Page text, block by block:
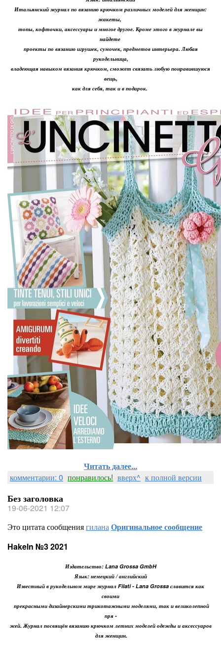
Итальянский журнал по вязанию крючком различных моделей для женщин:
жакеты,
топы, кофточки, аксессуары и многое другое. Кроме этого в журнале вы
найдете
проекты по вязанию игрушек, сумочек, предметов интерьера. Любая
рукодельница,
владеющая навыком вязания крючком, сможет связать любую понравившуюся
вещь,
как для себя, так и в подарок.
Читать далее...
комментарии: 0 понравилось! вверх^ к полной версии
Без заголовка
19-06-2021 12:07
Это цитата сообщениягиланаОригинальное сообщение
Hakeln №3 2021
Издательство: Lana Grossa GmbH
Язык: немецкий / английский
Известный в рукодельном мире журнал Filati - Lana Grossa славится как
своими
прекрасными дизайнерскими трикотажными моделями, так и великолепной
пря -
жей. Журнал посвящён вязанию крючком летних моделей одежды и аксессуаров
для женщин.